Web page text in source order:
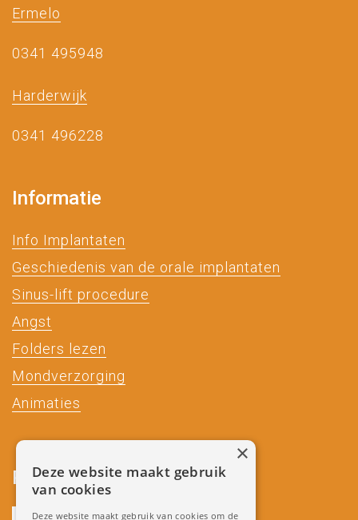
Ermelo
0341 495948
Harderwijk
0341 496228
Informatie
Info Implantaten
Geschiedenis van de orale implantaten
Sinus-lift procedure
Angst
Folders lezen
Mondverzorging
Animaties
Partners
Deze website maakt gebruik
van cookies
Deze website maakt gebruik van cookies om de
×